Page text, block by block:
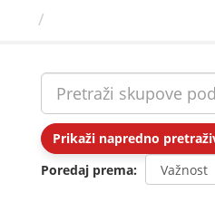
Prikaži napredno
Poredaj prema